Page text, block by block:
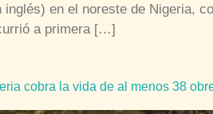
inglés) en el noreste de Nigeria,
a primera […]
cobra la vida de al menos 38